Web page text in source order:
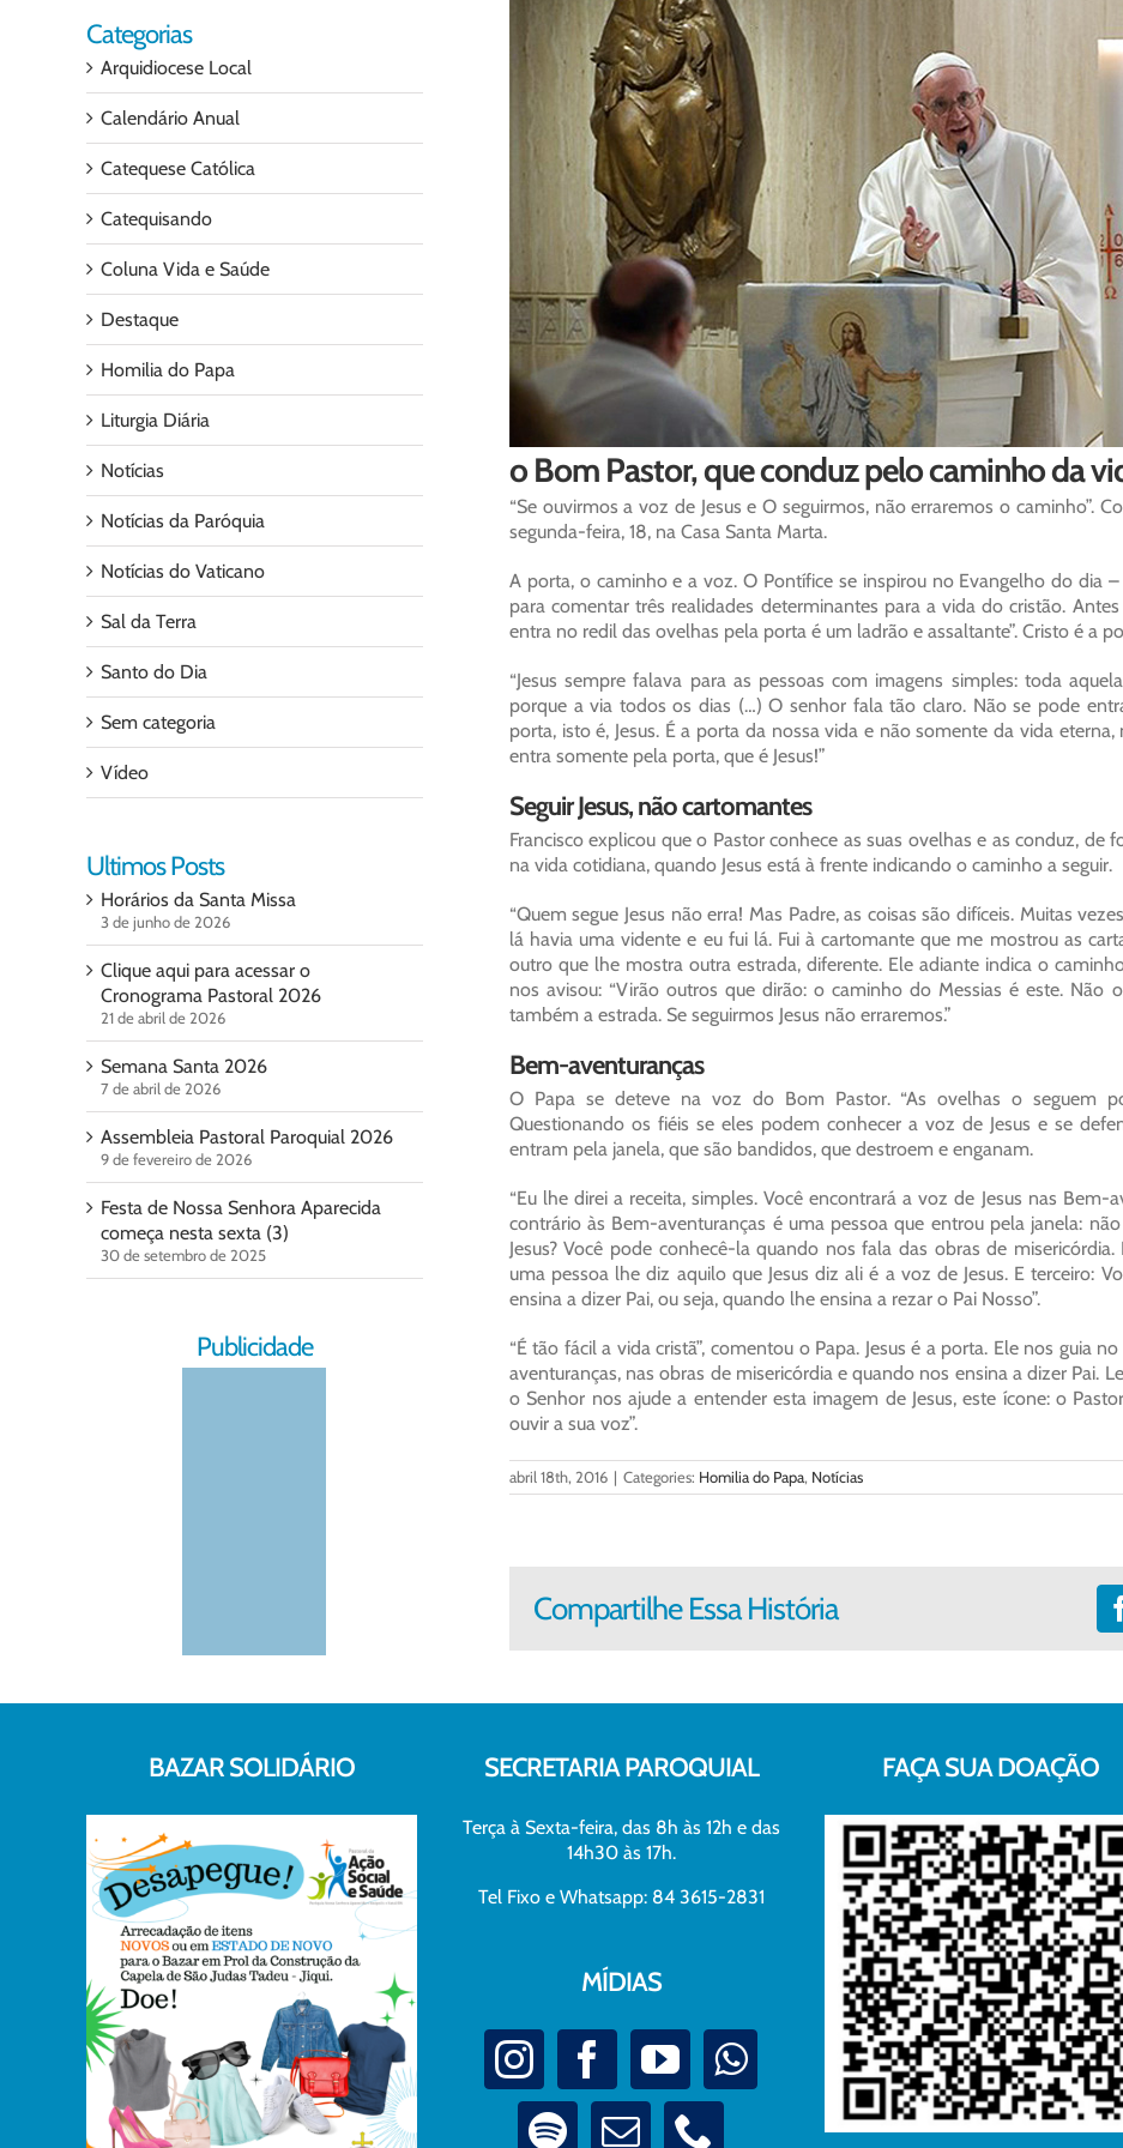
o Bom Pastor, que conduz pelo caminho da
“Se ouvirmos a voz de Jesus e O seguirmos, não erraremos o caminho”.
segunda-feira, 18, na Casa Santa Marta.
A porta, o caminho e a voz. O Pontífice se inspirou no Evangelho do dia
para comentar três realidades determinantes para a vida do cristão.
entra no redil das ovelhas pela porta é um ladrão e assaltante”. Cristo é a
“Jesus sempre falava para as pessoas com imagens simples: toda
porque a via todos os dias (…) O senhor fala tão claro. Não se pode
porta, isto é, Jesus. É a porta da nossa vida e não somente da vida
entra somente pela porta, que é Jesus!”
Seguir Jesus, não cartomantes
Francisco explicou que o Pastor conhece as suas ovelhas e as conduz,
na vida cotidiana, quando Jesus está à frente indicando o caminho a seguir.
“Quem segue Jesus não erra! Mas Padre, as coisas são difíceis. Muitas
lá havia uma vidente e eu fui lá. Fui à cartomante que me mostrou as
outro que lhe mostra outra estrada, diferente. Ele adiante indica o
nos avisou: “Virão outros que dirão: o caminho do Messias é este. Não
também a estrada. Se seguirmos Jesus não erraremos.”
Bem-aventuranças
O Papa se deteve na voz do Bom Pastor. “As ovelhas o seguem
Questionando os fiéis se eles podem conhecer a voz de Jesus e se
entram pela janela, que são bandidos, que destroem e enganam.
“Eu lhe direi a receita, simples. Você encontrará a voz de Jesus nas
contrário às Bem-aventuranças é uma pessoa que entrou pela janela:
Jesus? Você pode conhecê-la quando nos fala das obras de
uma pessoa lhe diz aquilo que Jesus diz ali é a voz de Jesus. E terceiro:
ensina a dizer Pai, ou seja, quando lhe ensina a rezar o Pai Nosso”.
“É tão fácil a vida cristã”, comentou o Papa. Jesus é a porta. Ele nos guia
aventuranças, nas obras de misericórdia e quando nos ensina a dizer Pai.
o Senhor nos ajude a entender esta imagem de Jesus, este ícone: o
ouvir a sua voz”.
abril 18th, 2016 | Categories: Homilia do Papa, Notícias
Compartilhe Essa História
Categorias
Arquidiocese Local
Calendário Anual
Catequese Católica
Catequisando
Coluna Vida e Saúde
Destaque
Homilia do Papa
Liturgia Diária
Notícias
Notícias da Paróquia
Notícias do Vaticano
Sal da Terra
Santo do Dia
Sem categoria
Vídeo
Ultimos Posts
Horários da Santa Missa
3 de junho de 2026
Clique aqui para acessar o
Cronograma Pastoral 2026
21 de abril de 2026
Semana Santa 2026
7 de abril de 2026
Assembleia Pastoral Paroquial 2026
9 de fevereiro de 2026
Festa de Nossa Senhora Aparecida
começa nesta sexta (3)
30 de setembro de 2025
Publicidade
BAZAR SOLIDÁRIO SECRETARIA PAROQUIAL
Terça à Sexta-feira, das 8h às 12h e das
14h30 às 17h.
Tel Fixo e Whatsapp: 84 3615-2831
MÍDIAS
FAÇA SUA DOAÇÃO